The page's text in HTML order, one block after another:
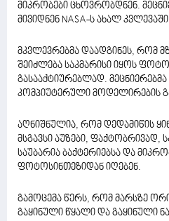
მიკრობები ცხოვრობდნენ.
მივიდნენ NASA-ს ახალ
მკვლევრებმა დაადგინეს, რომ
შეიძლება საკმარისი იყოს
გასააქტიურებლად. მეცნიერებმა
კომპიუტერული მოდელირების
აღნიშნულია, რომ დედამიწის
მსგავსი აუზები, ფაქტობრივად,
საუბარია ბაქტერიებსა და
ფოტოსინთეზიდან იღებენ.
გამოცემა წერს, რომ მარსზე
გაყინული წყალი და გაყინული